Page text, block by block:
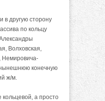
в другую сторону
по кольцу
Волховская,
Немировича-
конечную
ж/м.
кольцевой, а просто